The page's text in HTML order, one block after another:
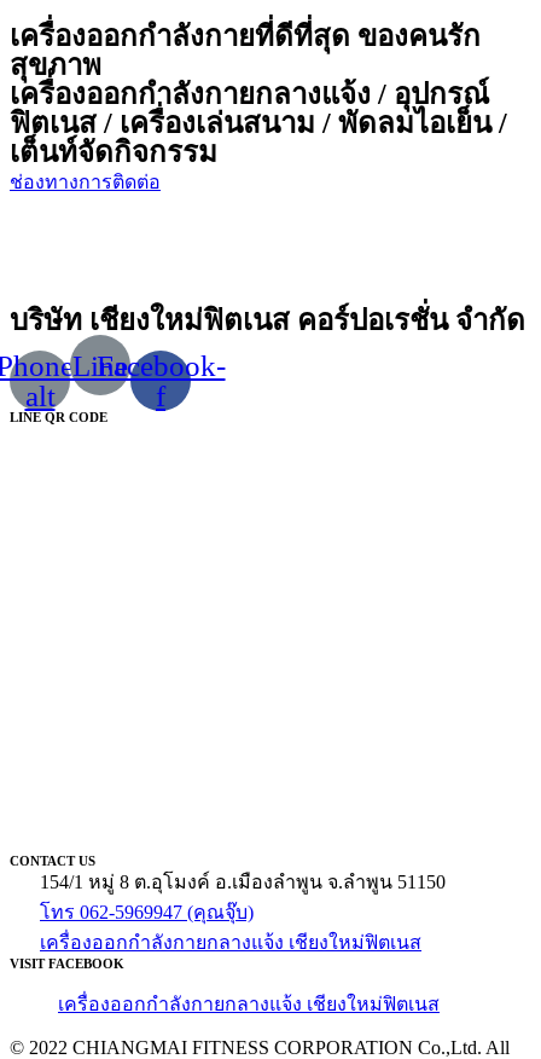
เครื่องออกกำลังกายที่ดีที่สุด ของคนรัก
สุขภาพ
เครื่องออกกำลังกายกลางแจ้ง / อุปกรณ์
ฟิตเนส / เครื่องเล่นสนาม / พัดลมไอเย็น /
เต็นท์จัดกิจกรรม
ช่องทางการติดต่อ
บริษัท เชียงใหม่ฟิตเนส คอร์ปอเรชั่น จำกัด
alt
Line
Facebook-
f
LINE QR CODE
CONTACT US
154/1 หมู่ 8 ต.อุโมงค์ อ.เมืองลำพูน จ.ลำพูน 51150
โทร 062-5969947 (คุณจุ๊บ)
เครื่องออกกำลังกายกลางแจ้ง เชียงใหม่ฟิตเนส
VISIT FACEBOOK
เครื่องออกกำลังกายกลางแจ้ง เชียงใหม่ฟิตเนส
© 2022 CHIANGMAI FITNESS CORPORATION Co.,Ltd. All